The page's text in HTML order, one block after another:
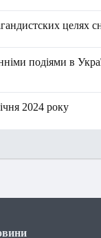
целях
подіями в
2024 року